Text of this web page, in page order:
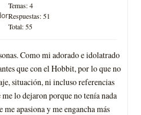
Temas: 4
Respuestas: 51
Total: 55
Como mi adorado e idolatrado
que con el Hobbit, por lo que no
situación, ni incluso referencias
lo dejaron porque no tení­a nada
apasiona y me engancha más